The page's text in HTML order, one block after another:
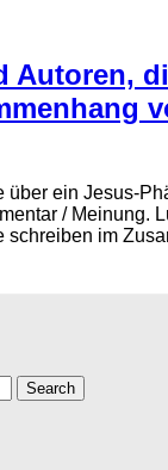
Autoren,
über ein Jesus-
/ Meinung.
im